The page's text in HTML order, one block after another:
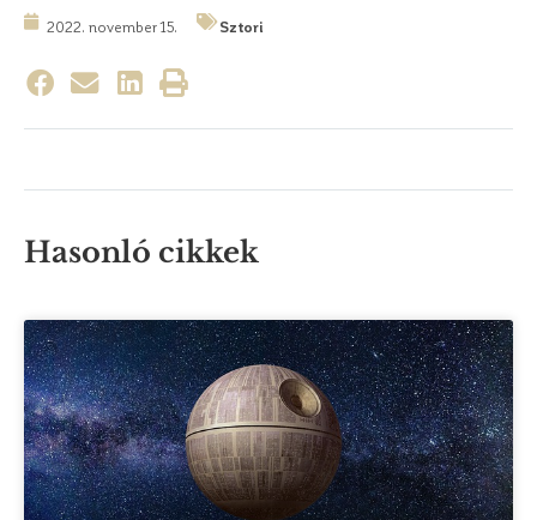
2022. november 15. Sztori
Hasonló cikkek